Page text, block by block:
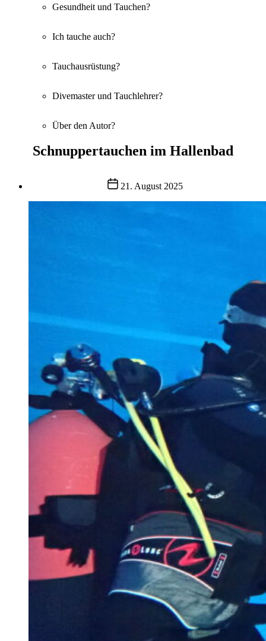
Gesundheit und Tauchen?
Ich tauche auch?
Tauchausrüstung?
Divemaster und Tauchlehrer?
Über den Autor?
Schnuppertauchen im Hallenbad
Post21. August 2025